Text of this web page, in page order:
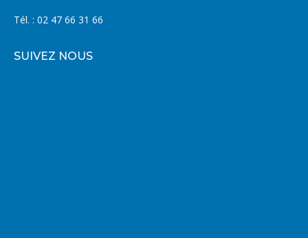
Tél. : 02 47 66 31 66
SUIVEZ NOUS